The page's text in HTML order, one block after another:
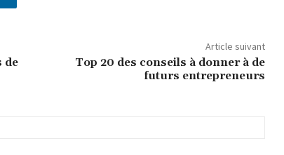
de
Article suivant
Top 20 des conseils à donner à de
futurs entrepreneurs